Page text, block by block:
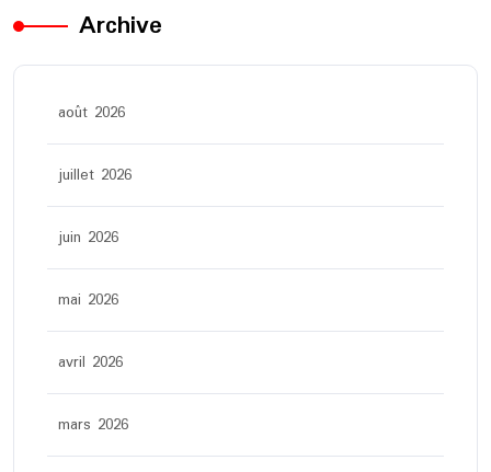
Archive
août 2026
juillet 2026
juin 2026
mai 2026
avril 2026
mars 2026